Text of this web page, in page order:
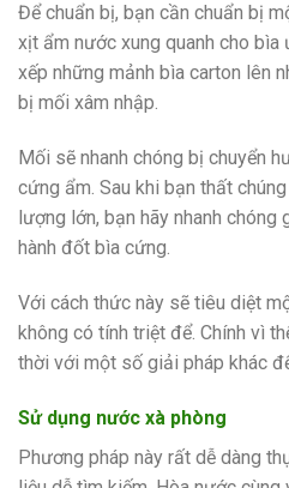
Để chuẩn bị, bạn cần chuẩn bị
xịt ẩm nước xung quanh cho bìa
xếp những mảnh bìa carton lên
bị mối xâm nhập.
Mối sẽ nhanh chóng bị chuyển
cứng ẩm. Sau khi bạn thất
lượng lớn, bạn hãy nhanh chóng
hành đốt bìa cứng.
Với cách thức này sẽ tiêu diệt
không có tính triệt để. Chính vì
thời với một số giải pháp khác
Sử dụng nước xà phòng
Phương pháp này rất dễ dàng